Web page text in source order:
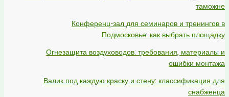
таможне
Конференц-зал для семинаров и тренингов в
Подмосковье: как выбрать площадку
Огнезащита воздуховодов: требования, материалы и
ошибки монтажа
Валик под каждую краску и стену: классификация для
снабженца